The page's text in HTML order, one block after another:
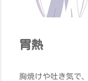
胃熱
胸焼けや吐き気で